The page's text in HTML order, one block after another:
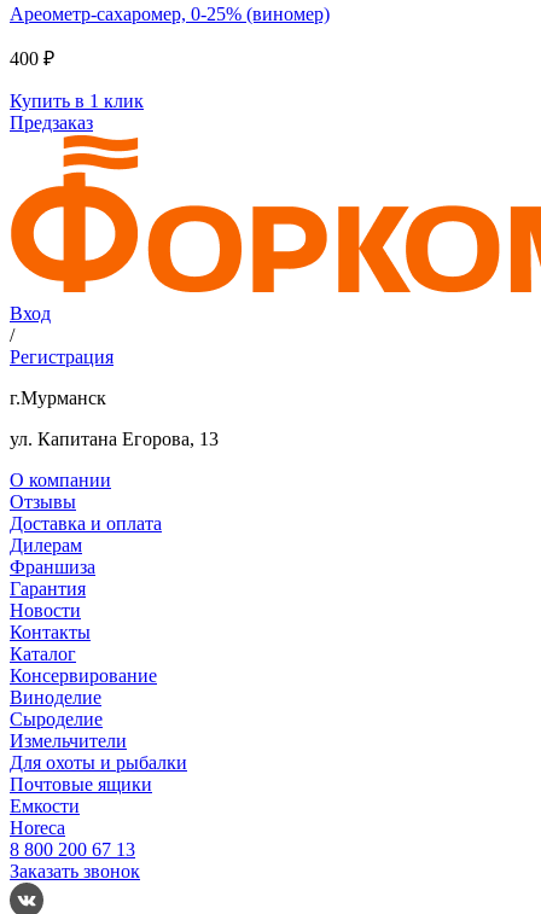
Ареометр-сахаромер, 0-25% (виномер)
400 ₽
Купить в 1 клик
Предзаказ
Вход
/
Регистрация
г.Мурманск
ул. Капитана Егорова, 13
О компании
Отзывы
Доставка и оплата
Дилерам
Франшиза
Гарантия
Новости
Контакты
Каталог
Консервирование
Виноделие
Сыроделие
Измельчители
Для охоты и рыбалки
Почтовые ящики
Емкости
Horeca
8 800 200 67 13
Заказать звонок